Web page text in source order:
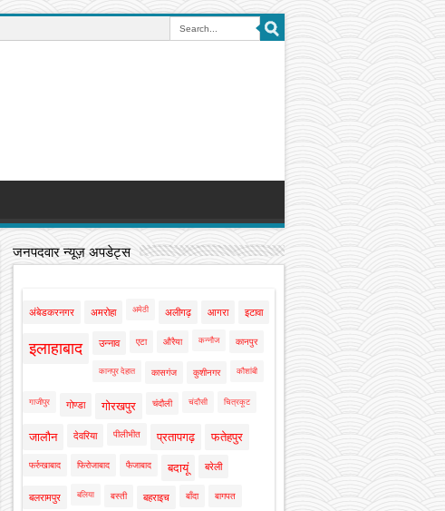
जनपदवार न्यूज़ अपडेट्स
अंबेडकरनगर अमरोहा अमेठी अलीगढ़ आगरा इटावा
इलाहाबाद उन्नाव एटा औरैया कन्नौज कानपुर
कानपुर देहात कासगंज कुशीनगर कौशांबी
गाजीपुर गोण्डा गोरखपुर चंदौली चंदौसी चित्रकूट
जालौन देवरिया पीलीभीत प्रतापगढ़ फतेहपुर
फर्रुखाबाद फिरोजाबाद फैजाबाद बदायूं बरेली
बलरामपुर बलिया बस्ती बहराइच बाँदा बागपत